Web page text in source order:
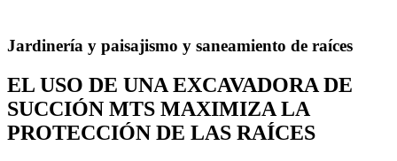
Jardinería y paisajismo y saneamiento de raíces
EL USO DE UNA EXCAVADORA DE
SUCCIÓN MTS MAXIMIZA LA
PROTECCIÓN DE LAS RAÍCES